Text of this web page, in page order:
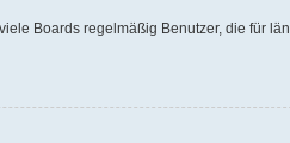
Boards regelmäßig Benutzer, die für